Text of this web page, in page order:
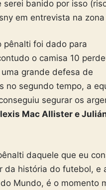
serei banido por isso
em entrevista na
pênalti foi dado para
o camisa 10
grande defesa de
no segundo tempo, a
segurar os
Mac Allister e
daquele que eu
da história do futebol, e
Mundo, é o momento